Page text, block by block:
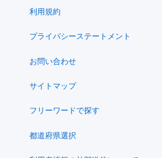
利用規約
プライバシーステートメント
お問い合わせ
サイトマップ
フリーワードで探す
都道府県選択